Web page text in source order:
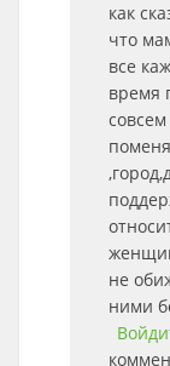
как
что
все
время
не
ними